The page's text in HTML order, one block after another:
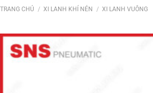
TRANG CHỦ / XI LANH KHÍ NÉN / XI LANH VUÔNG